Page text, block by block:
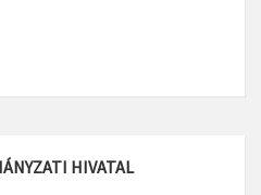
HIVATAL